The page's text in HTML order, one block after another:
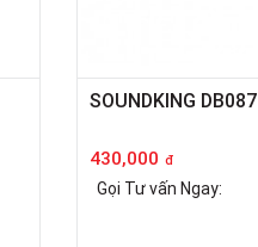
SOUNDKING DB087
430,000 đ
Gọi Tư vấn Ngay: